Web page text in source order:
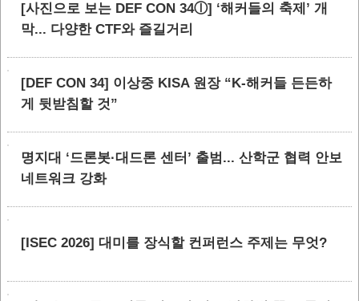
[사진으로 보는 DEF CON 34ⓛ] ‘해커들의 축제’ 개
막... 다양한 CTF와 즐길거리
[DEF CON 34] 이상중 KISA 원장 “K-해커들 든든하
게 뒷받침할 것”
명지대 ‘드론봇·대드론 센터’ 출범... 산학군 협력 안보
네트워크 강화
[ISEC 2026] 대미를 장식할 컨퍼런스 주제는 무엇?